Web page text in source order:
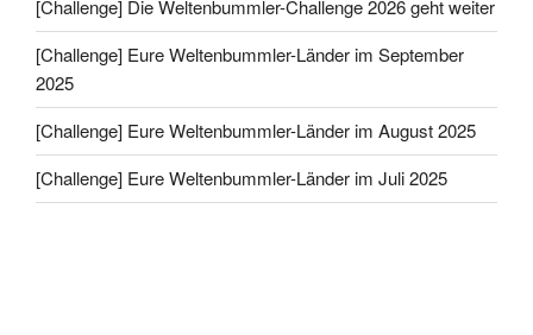
[Challenge] Die Weltenbummler-Challenge 2026 geht weiter
[Challenge] Eure Weltenbummler-Länder im September
2025
[Challenge] Eure Weltenbummler-Länder im August 2025
[Challenge] Eure Weltenbummler-Länder im Juli 2025